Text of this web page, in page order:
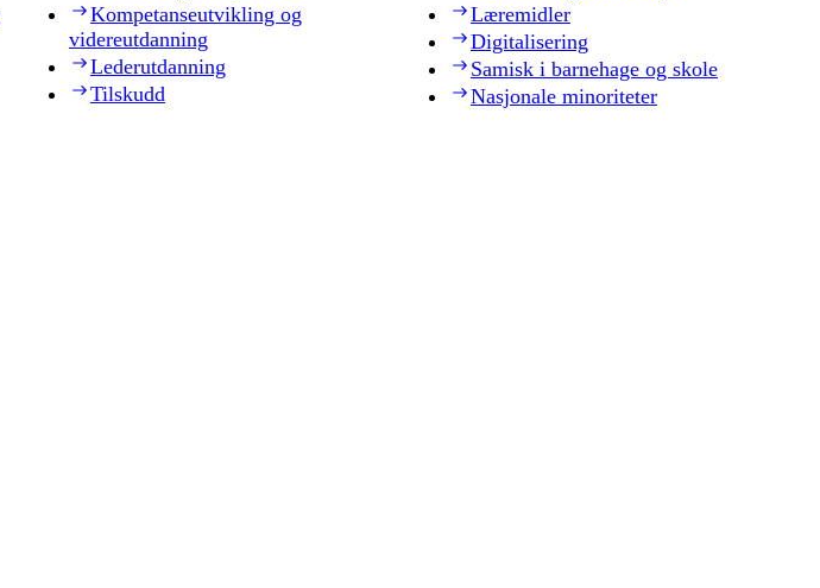
Kompetanseutvikling og
videreutdanning
Lederutdanning
Tilskudd
Læremidler
Digitalisering
Samisk i barnehage og skole
Nasjonale minoriteter